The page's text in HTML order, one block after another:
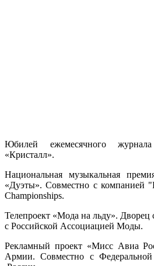
Юбилей ежемесячного
«Кристалл».
Национальная музыкальная
«Дуэты». Совместно с компанией
Championships.
Телепроект «Мода на льду».
с Российской Ассоциацией Моды.
Рекламный проект «Мисс Авиа
Армии. Совместно с